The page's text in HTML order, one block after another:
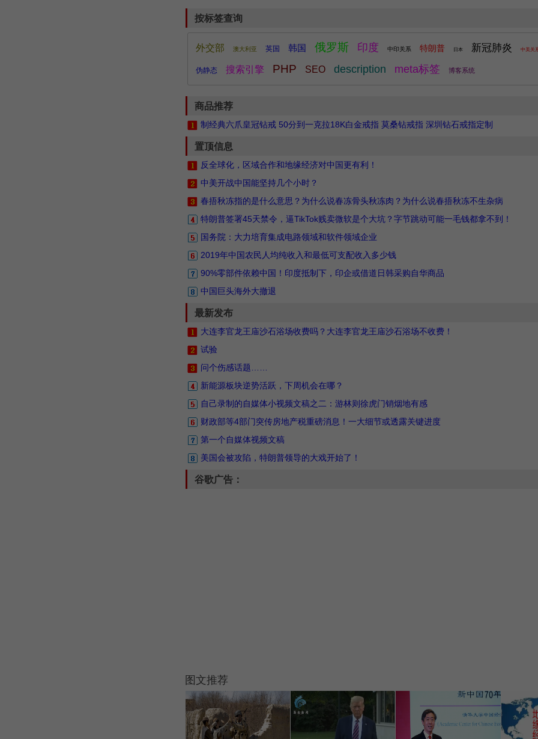
按标签查询
外交部 澳大利亚 英国 韩国 俄罗斯 印度 中印关系 特朗普 日本 新冠肺炎 中美关
伪静态 搜索引擎 PHP SEO description meta标签 博客系统
商品推荐
制经典六爪皇冠钻戒 50分到一克拉18K白金戒指 莫桑钻戒指 深圳钻石戒指定制
置顶信息
反全球化，区域合作和地缘经济对中国更有利！
中美开战中国能坚持几个小时？
春捂秋冻指的是什么意思？为什么说春冻骨头秋冻肉？为什么说春捂秋冻不生杂病
特朗普签署45天禁令，逼TikTok贱卖微软是个大坑？字节跳动可能一毛钱都拿不到！
国务院：大力培育集成电路领域和软件领域企业
2019年中国农民人均纯收入和最低可支配收入多少钱
90%零部件依赖中国！印度抵制下，印企或借道日韩采购自华商品
中国巨头海外大撤退
最新发布
大连李官龙王庙沙石浴场收费吗？大连李官龙王庙沙石浴场不收费！
试验
问个伤感话题……
新能源板块逆势活跃，下周机会在哪？
自己录制的自媒体小视频文稿之二：游林则徐虎门销烟地有感
财政部等4部门突传房地产税重磅消息！一大细节或透露关键进度
第一个自媒体视频文稿
美国会被攻陷，特朗普领导的大戏开始了！
谷歌广告：
图文推荐